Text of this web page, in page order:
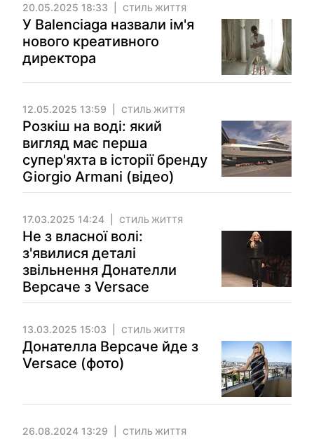
20.05.2025 18:33 СТИЛЬ ЖИТТЯ
У Balenciaga назвали ім'я
нового креативного
директора
12.05.2025 13:59 СТИЛЬ ЖИТТЯ
Розкіш на воді: який
вигляд має перша
супер'яхта в історії бренду
Giorgio Armani (відео)
17.03.2025 14:24 СТИЛЬ ЖИТТЯ
Не з власної волі:
з'явилися деталі
звільнення Донателли
Версаче з Versace
13.03.2025 15:03 СТИЛЬ ЖИТТЯ
Донателла Версаче йде з
Versace (фото)
26.08.2024 13:29 СТИЛЬ ЖИТТЯ